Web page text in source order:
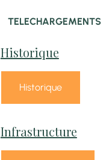
TELECHARGEMENTS
Historique
Historique
Infrastructure